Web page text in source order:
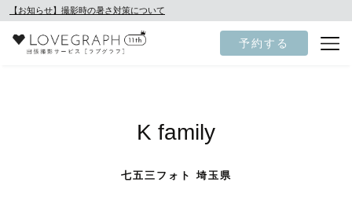
【お知らせ】撮影時の暑さ対策について
予約する
K family
七五三フォト 埼玉県